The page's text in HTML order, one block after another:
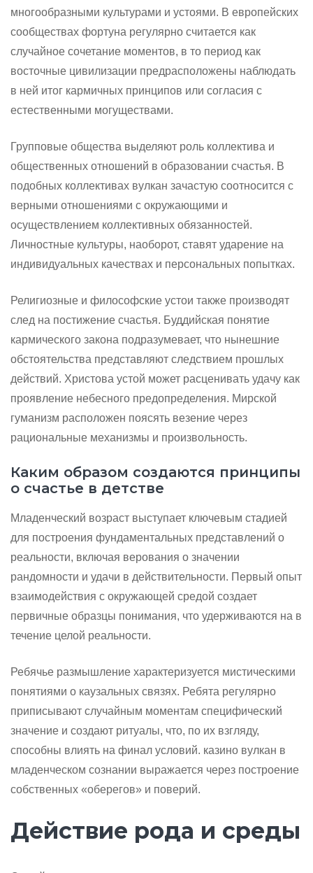
многообразными культурами и устоями. В европейских
сообществах фортуна регулярно считается как
случайное сочетание моментов, в то период как
восточные цивилизации предрасположены наблюдать
в ней итог кармичных принципов или согласия с
естественными могуществами.
Групповые общества выделяют роль коллектива и
общественных отношений в образовании счастья. В
подобных коллективах вулкан зачастую соотносится с
верными отношениями с окружающими и
осуществлением коллективных обязанностей.
Личностные культуры, наоборот, ставят ударение на
индивидуальных качествах и персональных попытках.
Религиозные и философские устои также производят
след на постижение счастья. Буддийская понятие
кармического закона подразумевает, что нынешние
обстоятельства представляют следствием прошлых
действий. Христова устой может расценивать удачу как
проявление небесного предопределения. Мирской
гуманизм расположен поясять везение через
рациональные механизмы и произвольность.
Каким образом создаются принципы
о счастье в детстве
Младенческий возраст выступает ключевым стадией
для построения фундаментальных представлений о
реальности, включая верования о значении
рандомности и удачи в действительности. Первый опыт
взаимодействия с окружающей средой создает
первичные образцы понимания, что удерживаются на в
течение целой реальности.
Ребячье размышление характеризуется мистическими
понятиями о каузальных связях. Ребята регулярно
приписывают случайным моментам специфический
значение и создают ритуалы, что, по их взгляду,
способны влиять на финал условий. казино вулкан в
младенческом сознании выражается через построение
собственных «оберегов» и поверий.
Действие рода и среды